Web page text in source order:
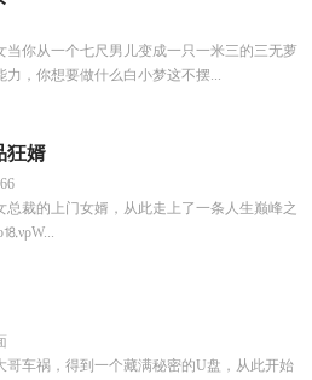
当你从一个七尺男儿变成一只一米三的三无萝
力，你想要做什么白小梦这不摆...
狂婿
总裁的上门女婿，从此走上了一条人生巅峰之
哥车祸，得到一个藏满秘密的U盘，从此开始